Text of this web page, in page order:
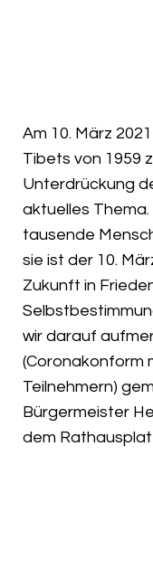
Am 10. März
Tibets von 1959
Unterdrückung
aktuelles
tausende
sie ist der 10.
Zukunft in
wir darauf
(Coronakonform
Teilnehmern)
Bürgermeister
dem